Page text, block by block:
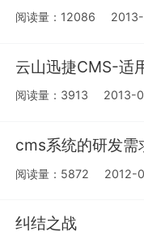
阅读量：12086
云山迅捷CMS-适
阅读量：3913 2013-
cms系统的研发需
阅读量：5872 2012-
纠结之战